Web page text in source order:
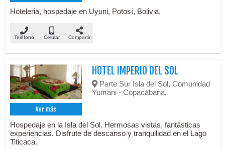
Hoteleria, hospedaje en Uyuni, Potosí, Bolivia.
Teléfono Celular Compartir
Ver más
HOTEL IMPERIO DEL SOL
Parte Sur Isla del Sol, Comunidad
Yumani - Copacabana,
Hospedaje en la Isla del Sol. Hermosas vistas, fantásticas
experiencias. Disfrute de descanso y tranquilidad en el Lago
Titicaca.